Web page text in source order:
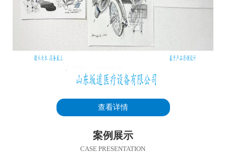
查看详情
案例展示
CASE PRESENTATION